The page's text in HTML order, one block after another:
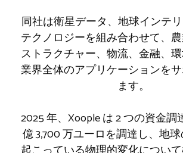
同社は衛星データ、地球インテ
テクノロジーを組み合わせて、
ストラクチャー、物流、金融、
業界全体のアプリケーションを
ます。
2025 年、Xoople は 2 つの資金調
億 3,700 万ユーロを調達し、地